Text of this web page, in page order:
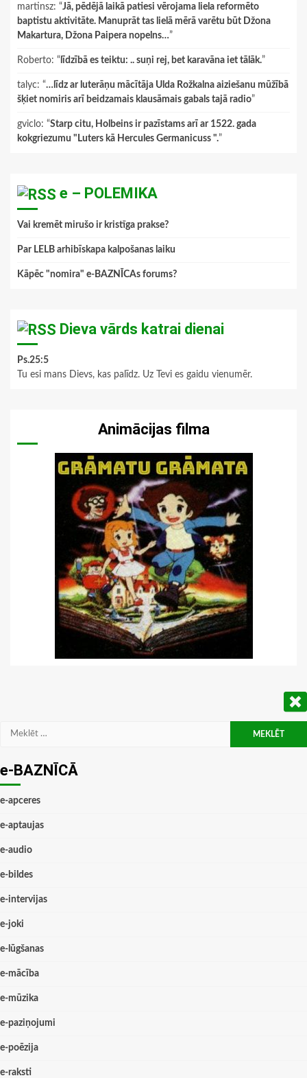
martinsz: “Jā, pēdējā laikā patiesi vērojama liela reformēto
baptistu aktivitāte. Manuprāt tas lielā mērā varētu būt Džona
Makartura, Džona Paipera nopelns…”
Roberto: “ līdzībā es teiktu: .. suņi rej, bet karavāna iet tālāk.”
talyc: “…līdz ar luterāņu mācītāja Ulda Rožkalna aiziešanu mūžībā
šķiet nomiris arī beidzamais klausāmais gabals tajā radio”
gviclo: “Starp citu, Holbeins ir pazīstams arī ar 1522. gada
kokgriezumu "Luters kā Hercules Germanicuss ".”
e – POLEMIKA
Vai kremēt mirušo ir kristīga prakse?
Par LELB arhibīskapa kalpošanas laiku
Kāpēc "nomira" e-BAZNĪCAs forums?
Dieva vārds katrai dienai
Ps.25:5
Tu esi mans Dievs, kas palīdz. Uz Tevi es gaidu vienumēr.
Animācijas filma
Meklēt:
e-BAZNĪCĀ
e-apceres
e-aptaujas
e-audio
e-bildes
e-intervijas
e-joki
e-lūgšanas
e-mācība
e-mūzika
e-paziņojumi
e-poēzija
e-raksti